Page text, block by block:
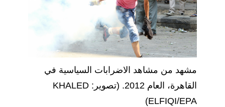
مشهد من مشاهد الاضرابات السياسية في
القاهرة، العام 2012. (تصوير: KHALED
ELFIQI/EPA)